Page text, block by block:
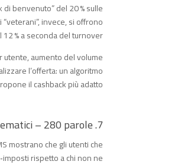
benvenuto” del 20 % sulle
invece, si offrono
% a seconda del turnover.
aumento del volume
l’offerta: un algoritmo
il cashback più adatto.
7. Rischi e criticità: quando il cashback può incentivare comportamenti problematici – 280 parole
mostrano che gli utenti che
rispetto a chi non ne